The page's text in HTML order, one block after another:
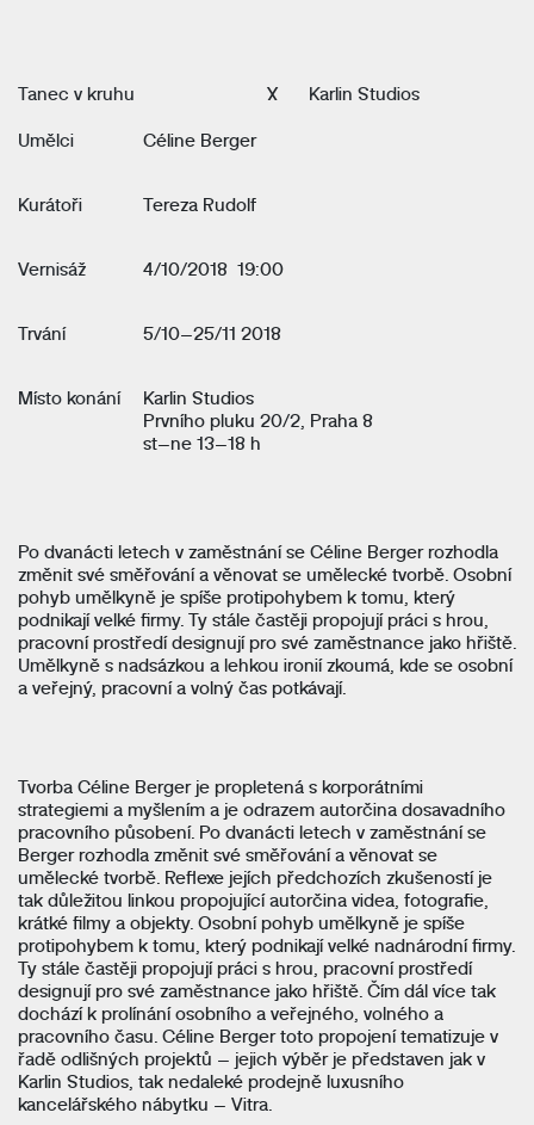
Tanec v kruhu X
Karlin Studios
Umělci
Céline Berger
Kurátoři Tereza Rudolf
Vernisáž 4/10/2018 19:00
Trvání 5/10–25/11 2018
Místo konání
Karlin Studios
Prvního pluku 20/2, Praha 8
st–ne 13–18 h
Po dvanácti letech v zaměstnání se Céline Berger rozhodla
změnit své směřování a věnovat se umělecké tvorbě. Osobní
pohyb umělkyně je spíše protipohybem k tomu, který
podnikají velké firmy. Ty stále častěji propojují práci s hrou,
pracovní prostředí designují pro své zaměstnance jako hřiště.
Umělkyně s nadsázkou a lehkou ironií zkoumá, kde se osobní
a veřejný, pracovní a volný čas potkávají.
Tvorba Céline Berger je propletená s korporátními
strategiemi a myšlením a je odrazem autorčina dosavadního
pracovního působení. Po dvanácti letech v zaměstnání se
Berger rozhodla změnit své směřování a věnovat se
umělecké tvorbě. Reflexe jejích předchozích zkušeností je
tak důležitou linkou propojující autorčina videa, fotografie,
krátké filmy a objekty. Osobní pohyb umělkyně je spíše
protipohybem k tomu, který podnikají velké nadnárodní firmy.
Ty stále častěji propojují práci s hrou, pracovní prostředí
designují pro své zaměstnance jako hřiště. Čím dál více tak
dochází k prolínání osobního a veřejného, volného a
pracovního času. Céline Berger toto propojení tematizuje v
řadě odlišných projektů – jejich výběr je představen jak v
Karlin Studios, tak nedaleké prodejně luxusního
kancelářského nábytku – Vitra.